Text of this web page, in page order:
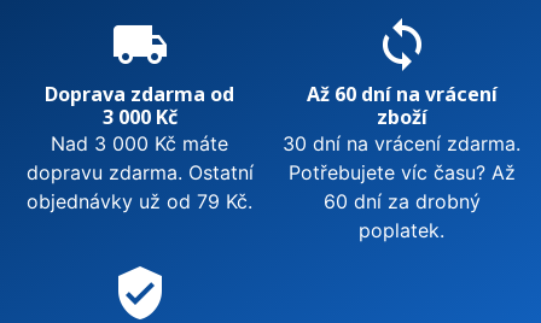
local_shipping
Doprava zdarma od
3 000 Kč
Nad 3 000 Kč máte
dopravu zdarma. Ostatní
objednávky už od 79 Kč.
sync
Až 60 dní na vrácení
zboží
30 dní na vrácení zdarma.
Potřebujete víc času? Až
60 dní za drobný
poplatek.
verified_user